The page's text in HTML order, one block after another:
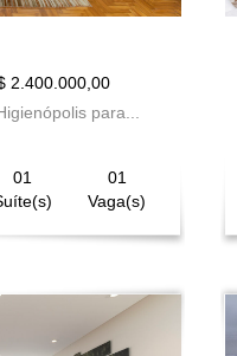
2.400.000,00
para...
01
01
Vaga(s)